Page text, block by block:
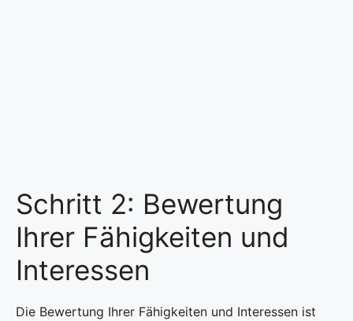
Schritt 2: Bewertung
Ihrer Fähigkeiten und
Interessen
Die Bewertung Ihrer Fähigkeiten und Interessen ist